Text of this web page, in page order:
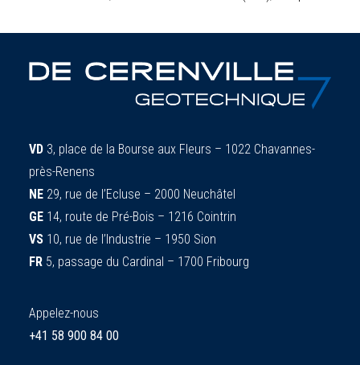
VD 3, place de la Bourse aux Fleurs – 1022 Chavannes-
près-Renens
NE 29, rue de l’Ecluse – 2000 Neuchâtel
GE 14, route de Pré-Bois – 1216 Cointrin
VS 10, rue de l’Industrie – 1950 Sion
FR 5, passage du Cardinal – 1700 Fribourg
Appelez-nous
+41 58 900 84 00